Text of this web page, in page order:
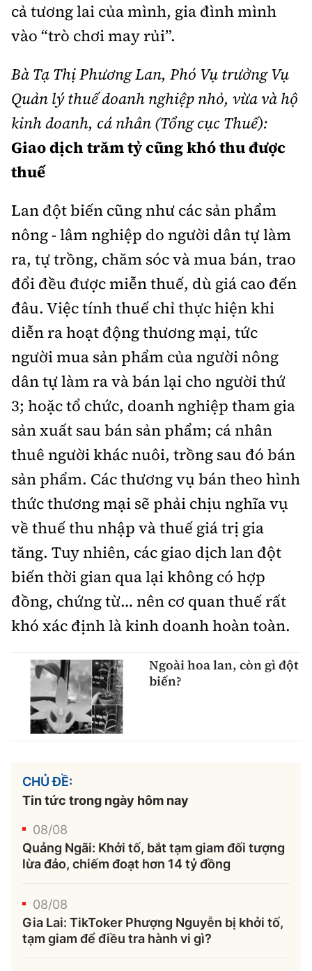
cả tương lai của mình, gia đình mình
vào “trò chơi may rủi”.
Bà Tạ Thị Phương Lan, Phó Vụ trưởng Vụ
Quản lý thuế doanh nghiệp nhỏ, vừa và hộ
kinh doanh, cá nhân (Tổng cục Thuế):
Giao dịch trăm tỷ cũng khó thu được
thuế
Lan đột biến cũng như các sản phẩm
nông - lâm nghiệp do người dân tự làm
ra, tự trồng, chăm sóc và mua bán, trao
đổi đều được miễn thuế, dù giá cao đến
đâu. Việc tính thuế chỉ thực hiện khi
diễn ra hoạt động thương mại, tức
người mua sản phẩm của người nông
dân tự làm ra và bán lại cho người thứ
3; hoặc tổ chức, doanh nghiệp tham gia
sản xuất sau bán sản phẩm; cá nhân
thuê người khác nuôi, trồng sau đó bán
sản phẩm. Các thương vụ bán theo hình
thức thương mại sẽ phải chịu nghĩa vụ
về thuế thu nhập và thuế giá trị gia
tăng. Tuy nhiên, các giao dịch lan đột
biến thời gian qua lại không có hợp
đồng, chứng từ… nên cơ quan thuế rất
khó xác định là kinh doanh hoàn toàn.
Ngoài hoa lan, còn gì đột
biến?
CHỦ ĐỀ:
Tin tức trong ngày hôm nay
08/08
Quảng Ngãi: Khởi tố, bắt tạm giam đối tượng
lừa đảo, chiếm đoạt hơn 14 tỷ đồng
08/08
Gia Lai: TikToker Phượng Nguyễn bị khởi tố,
tạm giam để điều tra hành vi gì?